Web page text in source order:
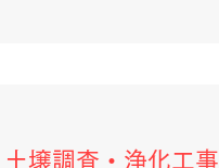
土壌調査・浄化工事